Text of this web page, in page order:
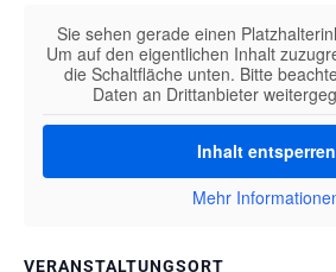
VERANSTALTUNGSORT
Sie sehen gerade einen
Um auf den eigentlichen Inhalt
die Schaltfläche unten. Bitte
Daten an Drittanbieter
Inhalt entsperren
Mehr